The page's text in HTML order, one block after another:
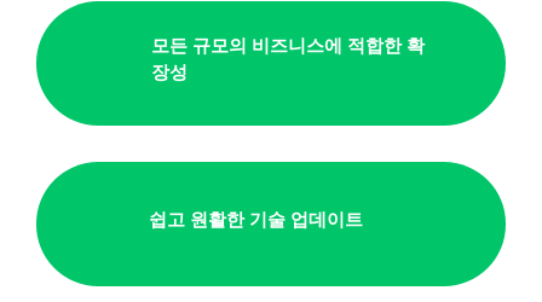
모든 규모의 비즈니스에 적합한 확
장성
쉽고 원활한 기술 업데이트